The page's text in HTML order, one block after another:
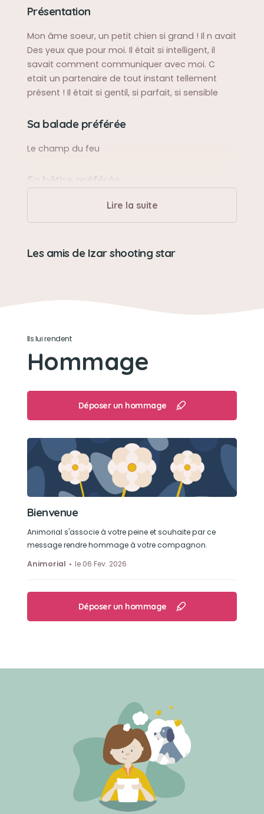
Présentation
Mon âme soeur, un petit chien si grand ! Il n avait
Des yeux que pour moi. Il était si intelligent, il
savait comment communiquer avec moi. C
etait un partenaire de tout instant tellement
présent ! Il était si gentil, si parfait, si sensible
Sa balade préférée
Le champ du feu
Sa bêtise préférée
Voler de la nourriture
C’était mon roi lion un sacré personnage. Le plus
Son jouet préféré
Son loisir préféré
agility, des balades
Lire la suite
Les amis de Izar shooting star
Ils lui rendent
Hommage
Déposer un hommage
Bienvenue
Animorial s'associe à votre peine et souhaite par ce
message rendre hommage à votre compagnon.
Animorial
le 06 Fev. 2026
Déposer un hommage